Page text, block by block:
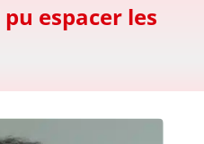
espacer les